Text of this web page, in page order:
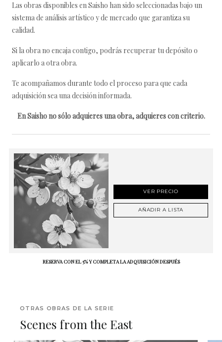
Las obras disponibles en Saisho han sido seleccionadas bajo un
sistema de análisis artístico y de mercado que garantiza su
calidad.
Si la obra no encaja contigo, podrás recuperar tu depósito o
aplicarlo a otra obra.
Te acompañamos durante todo el proceso para que cada
adquisición sea una decisión informada.
En Saisho no sólo adquieres una obra, adquieres con criterio.
VER PRECIO
AÑADIR A LISTA
RESERVA CON EL 5% Y COMPLETA LA ADQUISICIÓN DESPUÉS
OTRAS OBRAS DE LA SERIE
Scenes from the East